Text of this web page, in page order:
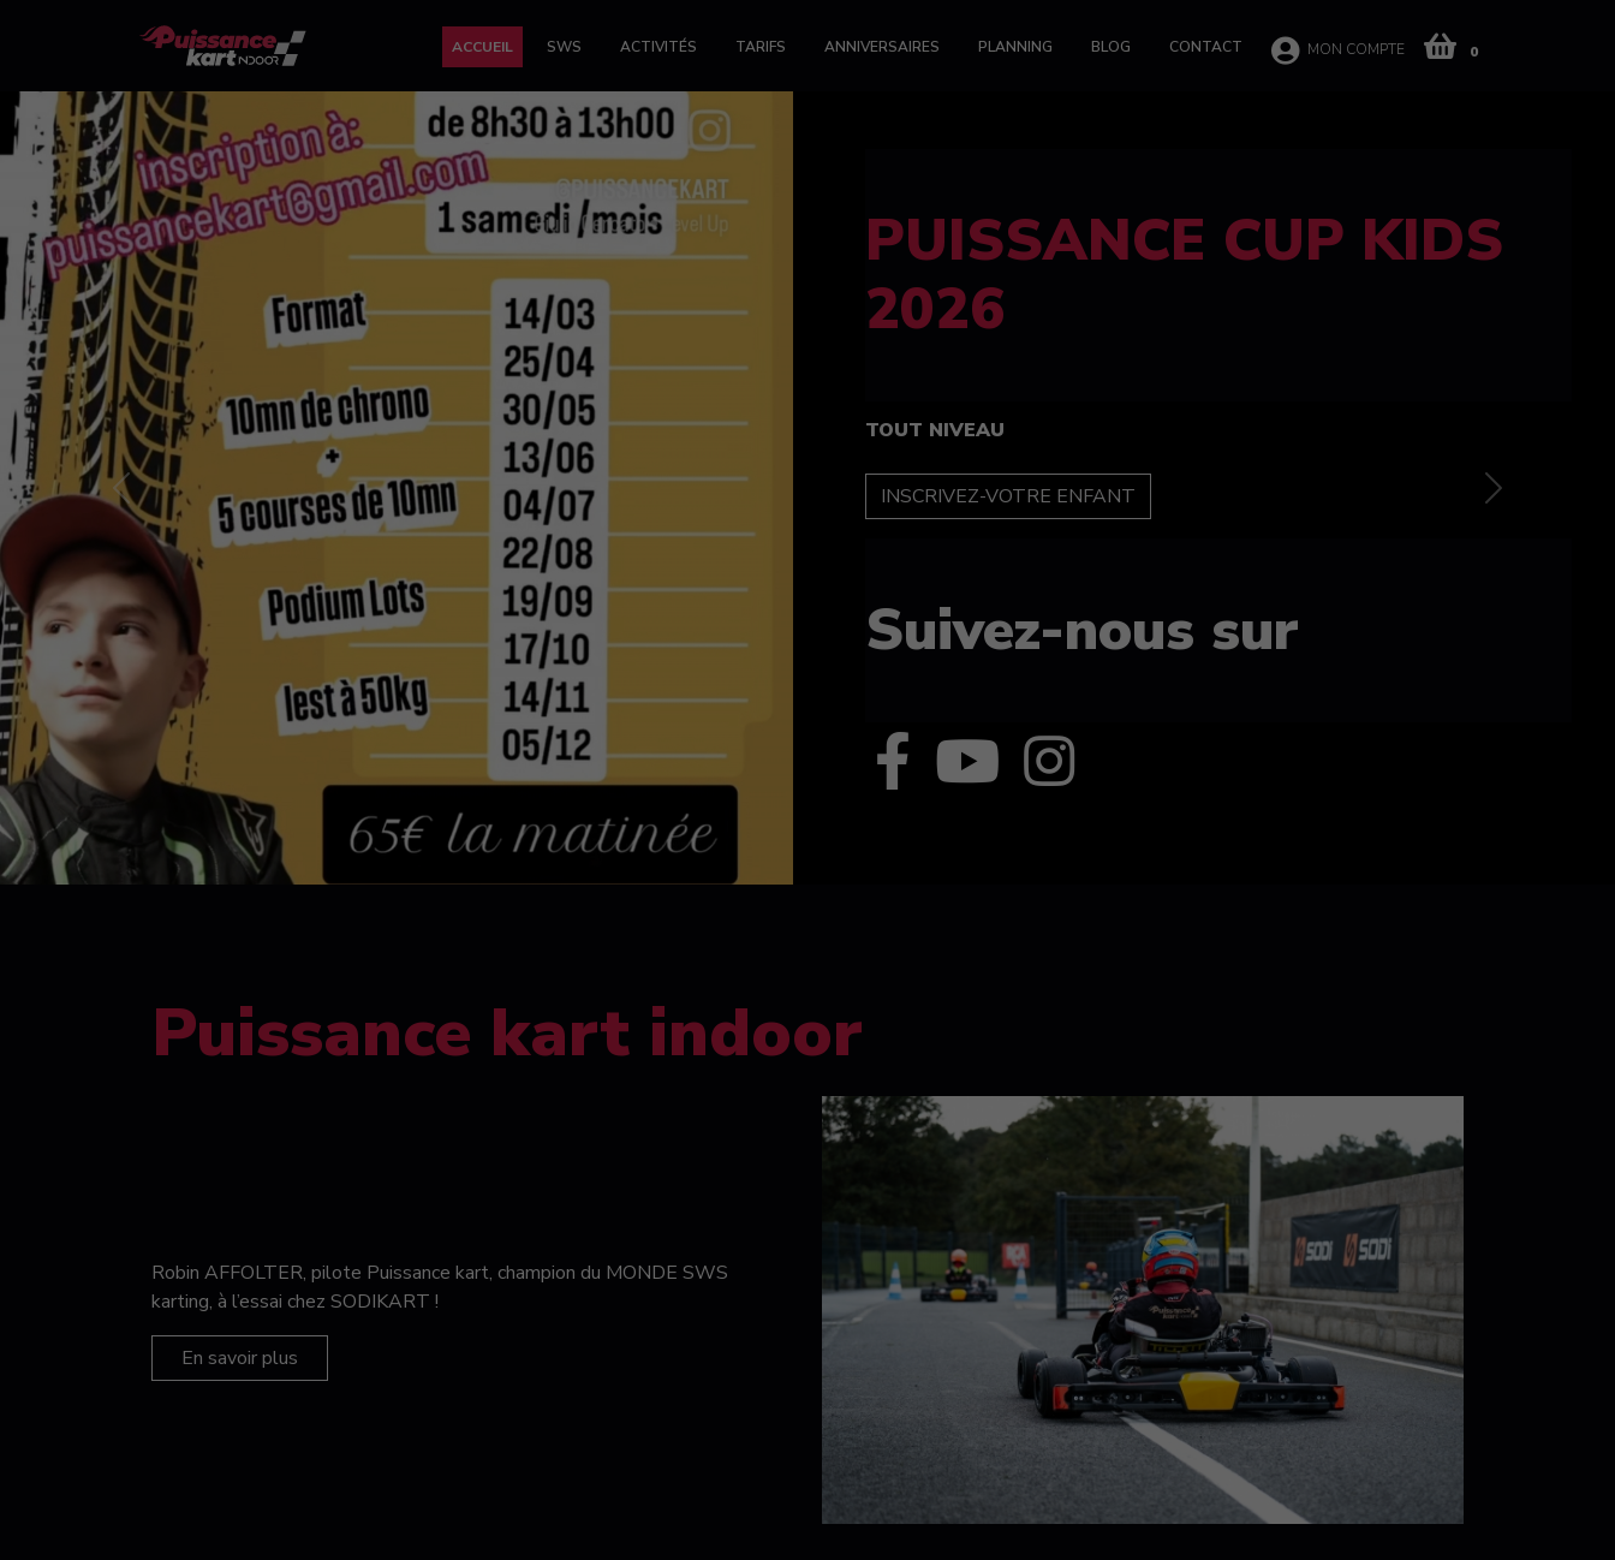
ACCUEIL SWS ACTIVITÉS TARIFS ANNIVERSAIRES PLANNING BLOG CONTACT MON COMPTE 0
FELINE CUP 100%
féminine
TOUT NIVEAU
INSCRIPTION
Suivez-nous sur
Previous Next
Puissance kart indoor
Robin AFFOLTER, pilote Puissance kart, champion du MONDE SWS
karting, à l’essai chez SODIKART !
En savoir plus